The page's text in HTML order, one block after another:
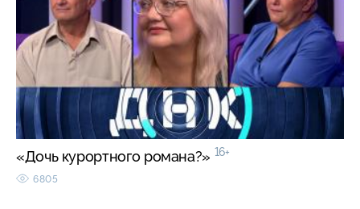
«Дочь курортного романа?» 16+
6805